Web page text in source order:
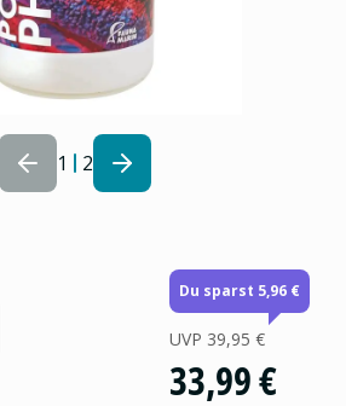
1 2
Du sparst 5,96 €
UVP 39,95 €
33,99 €